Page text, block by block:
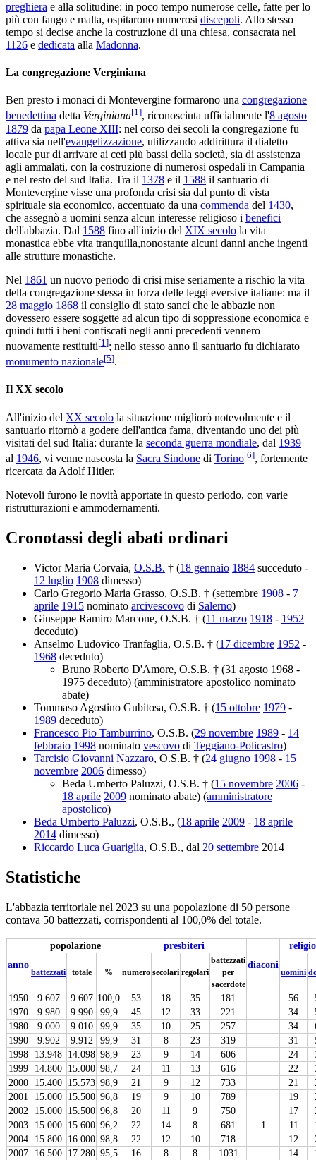
preghiera e alla solitudine: in poco tempo numerose celle, fatte per lo
più con fango e malta, ospitarono numerosi discepoli. Allo stesso
tempo si decise anche la costruzione di una chiesa, consacrata nel
1126 e dedicata alla Madonna.
La congregazione Verginiana
Ben presto i monaci di Montevergine formarono una congregazione
benedettina detta Verginiana[1], riconosciuta ufficialmente l'8 agosto
1879 da papa Leone XIII: nel corso dei secoli la congregazione fu
attiva sia nell'evangelizzazione, utilizzando addirittura il dialetto
locale pur di arrivare ai ceti più bassi della società, sia di assistenza
agli ammalati, con la costruzione di numerosi ospedali in Campania
e nel resto del sud Italia. Tra il 1378 e il 1588 il santuario di
Montevergine visse una profonda crisi sia dal punto di vista
spirituale sia economico, accentuato da una commenda del 1430,
che assegnò a uomini senza alcun interesse religioso i benefici
dell'abbazia. Dal 1588 fino all'inizio del XIX secolo la vita
monastica ebbe vita tranquilla,nonostante alcuni danni anche ingenti
alle strutture monastiche.
Nel 1861 un nuovo periodo di crisi mise seriamente a rischio la vita
della congregazione stessa in forza delle leggi eversive italiane: ma il
28 maggio 1868 il consiglio di stato sancì che le abbazie non
dovessero essere soggette ad alcun tipo di soppressione economica e
quindi tutti i beni confiscati negli anni precedenti vennero
nuovamente restituiti[1 ]; nello stesso anno il santuario fu dichiarato
monumento nazionale[5].
Il XX secolo
All'inizio del XX secolo la situazione migliorò notevolmente e il
santuario ritornò a godere dell'antica fama, diventando uno dei più
visitati del sud Italia: durante la seconda guerra mondiale, dal 1939
al 1946, vi venne nascosta la Sacra Sindone di Torino[6], fortemente
ricercata da Adolf Hitler.
Notevoli furono le novità apportate in questo periodo, con varie
ristrutturazioni e ammodernamenti.
Cronotassi degli abati ordinari
Victor Maria Corvaia, O.S.B. † (18 gennaio 1884 succeduto -
12 luglio 1908 dimesso)
Carlo Gregorio Maria Grasso, O.S.B. † (settembre 1908 - 7
aprile 1915 nominato arcivescovo di Salerno)
Giuseppe Ramiro Marcone, O.S.B. † (11 marzo 1918 - 1952
deceduto)
Anselmo Ludovico Tranfaglia, O.S.B. † (17 dicembre 1952 -
1968 deceduto)
Bruno Roberto D'Amore, O.S.B. † (31 agosto 1968 -
1975 deceduto) (amministratore apostolico nominato
abate)
Tommaso Agostino Gubitosa, O.S.B. † (15 ottobre 1979 -
1989 deceduto)
Francesco Pio Tamburrino, O.S.B. (29 novembre 1989 - 14
febbraio 1998 nominato vescovo di Teggiano-Policastro)
Tarcisio Giovanni Nazzaro, O.S.B. † (24 giugno 1998 - 15
novembre 2006 dimesso)
Beda Umberto Paluzzi, O.S.B. † (15 novembre 2006 -
18 aprile 2009 nominato abate) (amministratore
apostolico)
Beda Umberto Paluzzi, O.S.B., (18 aprile 2009 - 18 aprile
2014 dimesso)
Riccardo Luca Guariglia, O.S.B., dal 20 settembre 2014
Statistiche
L'abbazia territoriale nel 2023 su una popolazione di 50 persone
contava 50 battezzati, corrispondenti al 100,0% del totale.
anno
popolazione
presbiteri
diaconi
battezzati totale % numero secolari regolari
battezzati
per
sacerdote
uomini
1950 9.607 9.607 100,0 53 18 35 181 56
1970
9.980 9.990 99,9 45 12 33 221 34
1980
9.000 9.010 99,9 35 10 25 257 34
1990
9.902 9.912 99,9 31 8 23 319 31
1998
13.948 14.098 98,9 23 9 14 606 24
1999
14.800 15.000 98,7 24 11 13 616 22
2000
15.400 15.573 98,9 21 9 12 733 21
2001
15.000 15.500 96,8 19 9 10 789 19
2002
15.000 15.500 96,8 20 11 9 750 17
2003
15.000 15.600 96,2 22 14 8 681 1 11
2004
15.800 16.000 98,8 22 12 10 718 12
2007
16.500 17.280 95,5 16 8 8 1031 14